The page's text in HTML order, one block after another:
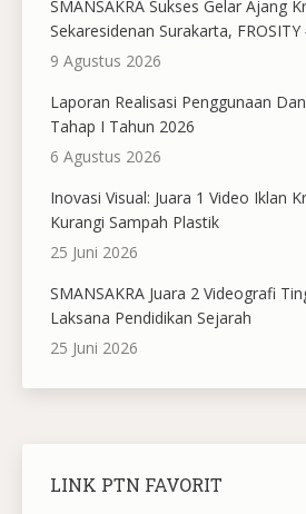
SMANSAKRA Sukses Gelar Ajang
Sekaresidenan Surakarta, FROSITY
9 Agustus 2026
Laporan Realisasi Penggunaan
Tahap I Tahun 2026
6 Agustus 2026
Inovasi Visual: Juara 1 Video Iklan
Kurangi Sampah Plastik
25 Juni 2026
SMANSAKRA Juara 2 Videografi
Laksana Pendidikan Sejarah
25 Juni 2026
LINK PTN FAVORIT